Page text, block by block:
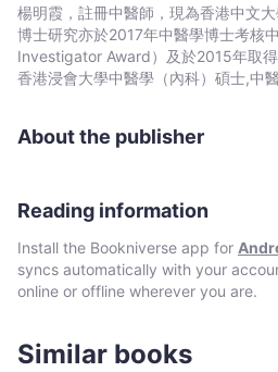
楊明霞，註冊中醫師，現為香港中文
博士研究亦於2017年中醫學博士考核
Investigator Award）及於2015年取
香港浸會大學中醫學（內科）碩士,中
中醫有機養生文化；2014年香港國際
研習古琴,茶道,花藝及書法。 楊醫師於2018年1月份成立了瑤池漢方
（稅局檔案編號：91/15575），亦是
驅。基金成立的目的是為推動中醫藥
士提供養生保健服務，幫助他們提升身
About the publisher
Reading information
Install the Bookniverse app for
syncs automatically with your
online or offline wherever you are.
Similar books